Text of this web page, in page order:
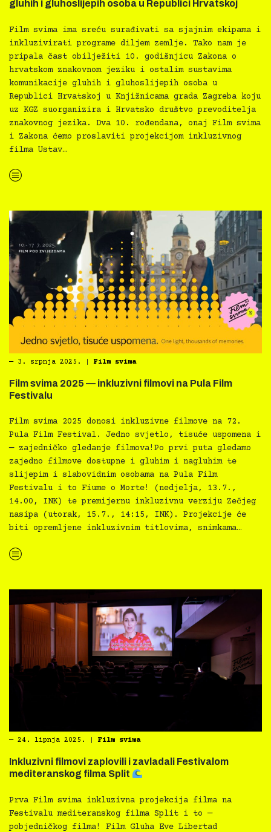
gluhih i gluhoslijepih osoba u Republici Hrvatskoj
Film svima ima sreću surađivati sa sjajnim ekipama i
inkluzivirati programe diljem zemlje. Tako nam je
pripala čast obilježiti 10. godišnjicu Zakona o
hrvatskom znakovnom jeziku i ostalim sustavima
komunikacije gluhih i gluhoslijepih osoba u
Republici Hrvatskoj u Knjižnicama grada Zagreba koju
uz KGZ suorganizira i Hrvatsko društvo prevoditelja
znakovnog jezika. Dva 10. rođendana, onaj Film svima
i Zakona ćemo proslaviti projekcijom inkluzivnog
filma Ustav…
“10. Film svima za 10. godišnjicu Zakona o hrvatskom znakovnom jeziku i ostalim sustavima komunikacije gluhih i gluhoslijepih osoba u Republici Hrvatskoj “
― 3. srpnja 2025. Film svima
Film svima 2025 — inkluzivni filmovi na Pula Film
Festivalu
Film svima 2025 donosi inkluzivne filmove na 72.
Pula Film Festival. Jedno svjetlo, tisuće uspomena i
— zajedničko gledanje filmova!Po prvi puta gledamo
zajedno filmove dostupne i gluhim i nagluhim te
slijepim i slabovidnim osobama na Pula Film
Festivalu i to Fiume o Morte! (nedjelja, 13.7.,
14.00, INK) te premijernu inkluzivnu verziju Zečjeg
nasipa (utorak, 15.7., 14:15, INK). Projekcije će
biti opremljene inkluzivnim titlovima, snimkama…
“Film svima 2025 — inkluzivni filmovi na Pula Film Festivalu”
― 24. lipnja 2025. Film svima
Inkluzivni filmovi zaplovili i zavladali Festivalom
mediteranskog filma Split
Prva Film svima inkluzivna projekcija filma na
Festivalu mediteranskog filma Split i to —
pobjedničkog filma! Film Gluha Eve Libertad